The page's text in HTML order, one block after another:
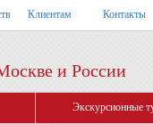
Клиентам Контакты
и России
Экскурсионные